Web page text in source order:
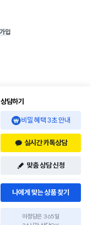
입
상담하기
비밀 혜택 3초 안내
실시간 카톡상담
맞춤 상담 신청
나에게 맞는 상품 찾기
아정당은 365일